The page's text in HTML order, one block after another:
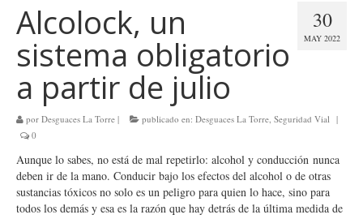
30
MAY 2022
Alcolock, un
sistema obligatorio
a partir de julio
por Desguaces La Torre | publicado en: Desguaces La Torre, Seguridad Vial |
0
Aunque lo sabes, no está de mal repetirlo: alcohol y conducción nunca
deben ir de la mano. Conducir bajo los efectos del alcohol o de otras
sustancias tóxicos no solo es un peligro para quien lo hace, sino para
todos los demás y esa es la razón que hay detrás de la última medida de